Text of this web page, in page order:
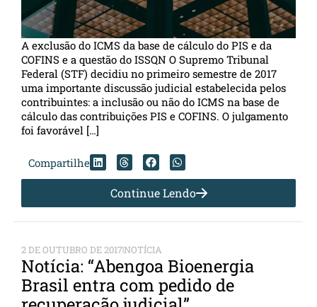
A exclusão do ICMS da base de cálculo do PIS e da
COFINS e a questão do ISSQN O Supremo Tribunal
Federal (STF) decidiu no primeiro semestre de 2017
uma importante discussão judicial estabelecida pelos
contribuintes: a inclusão ou não do ICMS na base de
cálculo das contribuições PIS e COFINS. O julgamento
foi favorável […]
Compartilhe
Continue Lendo
2 DE OUTUBRO DE 2017NOTÍCIA
Notícia: “Abengoa Bioenergia
Brasil entra com pedido de